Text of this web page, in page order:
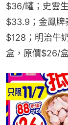
$36/罐；史雲
$33.9；金鳳牌
$128；明治牛
盒，原價$26/